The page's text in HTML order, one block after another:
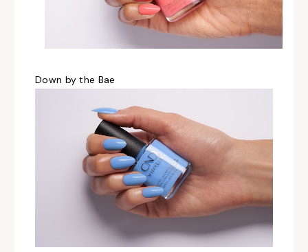
Down by the Bae